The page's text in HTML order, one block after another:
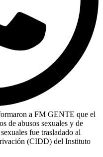
a FM GENTE que el
de abusos sexuales y de
fue trasladado al
(CIDD) del Instituto